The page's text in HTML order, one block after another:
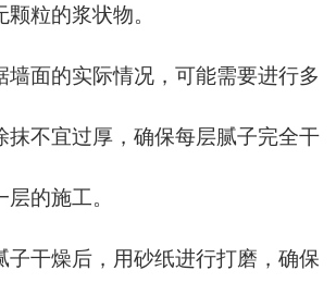
粒的浆状物。
墙面的实际情况，可能需要进行多
抹不宜过厚，确保每层腻子完全干
的施工。
子干燥后，用砂纸进行打磨，确保